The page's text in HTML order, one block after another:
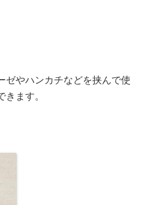
ゼやハンカチなどを挟んで使
ます。